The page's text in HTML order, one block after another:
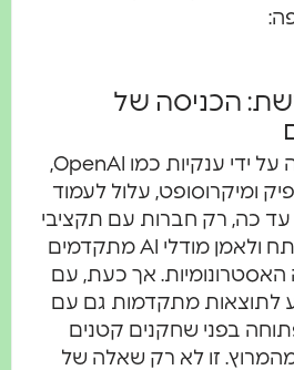
הכניסה של
השוק, שנשלט עד כה על ידי ענקיות כמו OpenAI,
ומיקרוסופט, עלול לעמוד
עד כה, רק חברות עם תקציבי
ענק היו מסוגלות לפתח ולאמן מודלי AI מתקדמים
האסטרונומיות. אך כעת, עם
לתוצאות מתקדמות גם עם
בפני שחקנים קטנים
זו לא רק שאלה של